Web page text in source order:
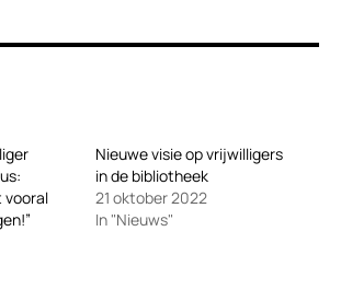
vooral
Nieuwe visie op vrijwilligers
in de bibliotheek
21 oktober 2022
In "Nieuws"